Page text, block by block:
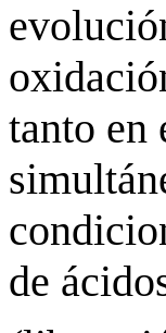
tanto en
de